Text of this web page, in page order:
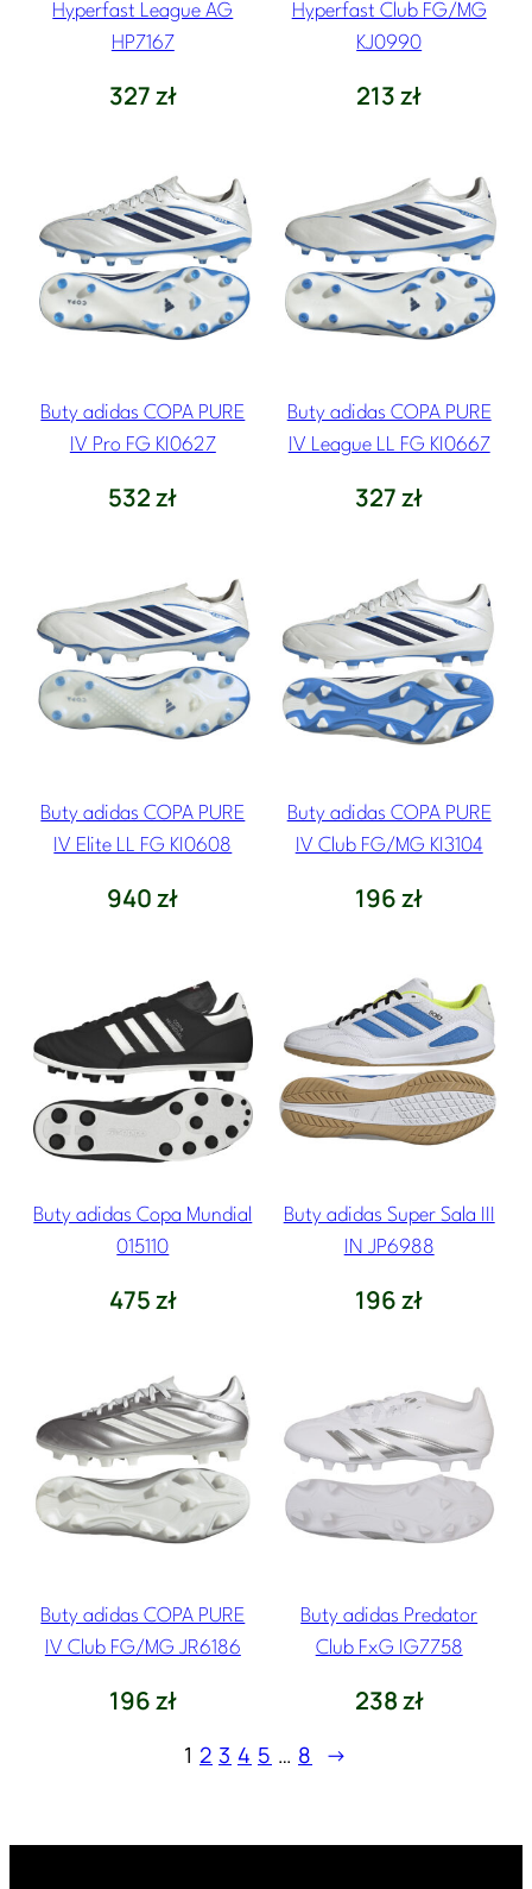
Hyperfast League AG
HP7167
327zł
Hyperfast Club FG/MG
KJ0990
213zł
Buty adidas COPA PURE
IV Pro FG KI0627
532zł
Buty adidas COPA PURE
IV League LL FG KI0667
327zł
Buty adidas COPA PURE
IV Elite LL FG KI0608
940zł
Buty adidas COPA PURE
IV Club FG/MG KI3104
196zł
Buty adidas Copa Mundial
015110
475zł
Buty adidas Super Sala III
IN JP6988
196zł
Buty adidas COPA PURE
IV Club FG/MG JR6186
196zł
Buty adidas Predator
Club FxG IG7758
238zł
1 2 3 4 5 … 8 →